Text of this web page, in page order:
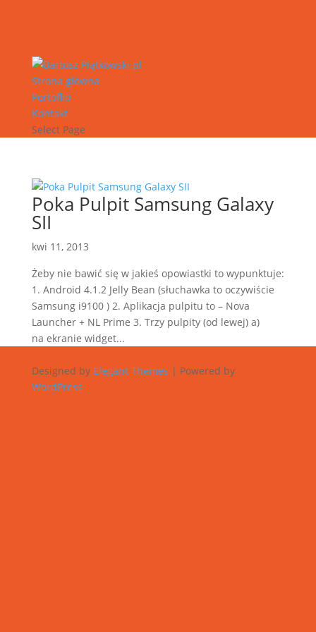
Strona główna
Portoflio
Kontakt
Select Page
Poka Pulpit Samsung Galaxy
SII
kwi 11, 2013
Żeby nie bawić się w jakieś opowiastki to wypunktuje:
1. Android 4.1.2 Jelly Bean (słuchawka to oczywiście
Samsung i9100 ) 2. Aplikacja pulpitu to – Nova
Launcher + NL Prime 3. Trzy pulpity (od lewej) a)
na ekranie widget...
Designed by Elegant Themes | Powered by
WordPress